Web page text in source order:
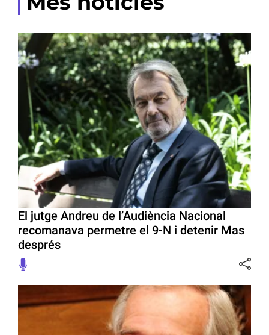
El jutge Andreu de l’Audiència Nacional
recomanava permetre el 9-N i detenir Mas
després